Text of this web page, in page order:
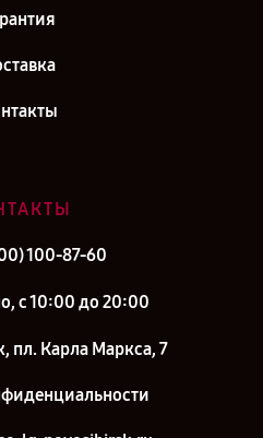
100-87-60
с 10:00 до 20:00
пл. Карла Маркса, 7